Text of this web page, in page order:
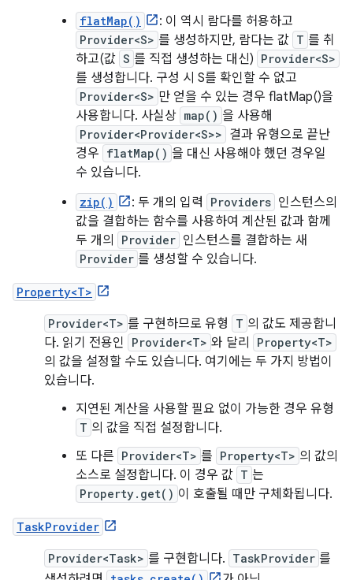
flatMap() : 이 역시 람다를 허용하고
Provider<S> 를 생성하지만, 람다는 값 T 를 취
하고(값 S 를 직접 생성하는 대신) Provider<S>
를 생성합니다. 구성 시 S를 확인할 수 없고
Provider<S> 만 얻을 수 있는 경우 flatMap()을
사용합니다. 사실상 map() 을 사용해
Provider<Provider<S>> 결과 유형으로 끝난
경우 flatMap() 을 대신 사용해야 했던 경우일
수 있습니다.
zip() : 두 개의 입력 Providers 인스턴스의
값을 결합하는 함수를 사용하여 계산된 값과 함께
두 개의
Provider 인스턴스를 결합하는 새
Provider 를 생성할 수 있습니다.
Property<T>
Provider<T> 를 구현하므로 유형 T 의 값도 제공합니
다. 읽기 전용인
Provider<T> 와 달리 Property<T>
의 값을 설정할 수도 있습니다. 여기에는 두 가지 방법이
있습니다.
지연된 계산을 사용할 필요 없이 가능한 경우 유형
T 의 값을 직접 설정합니다.
또 다른 Provider<T> 를 Property<T> 의 값의
소스로 설정합니다. 이 경우 값 T 는
Property.get() 이 호출될 때만 구체화됩니다.
TaskProvider
Provider<Task> 를 구현합니다. TaskProvider 를